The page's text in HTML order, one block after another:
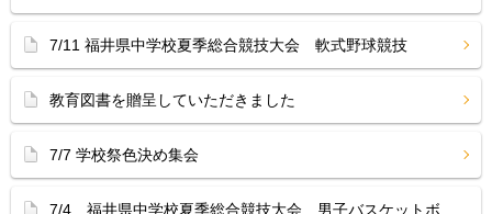
7/11 福井県中学校夏季総合競技大会 軟式野球競技
教育図書を贈呈していただきました
7/7 学校祭色決め集会
7/4 福井県中学校夏季総合競技大会 男子バスケットボ